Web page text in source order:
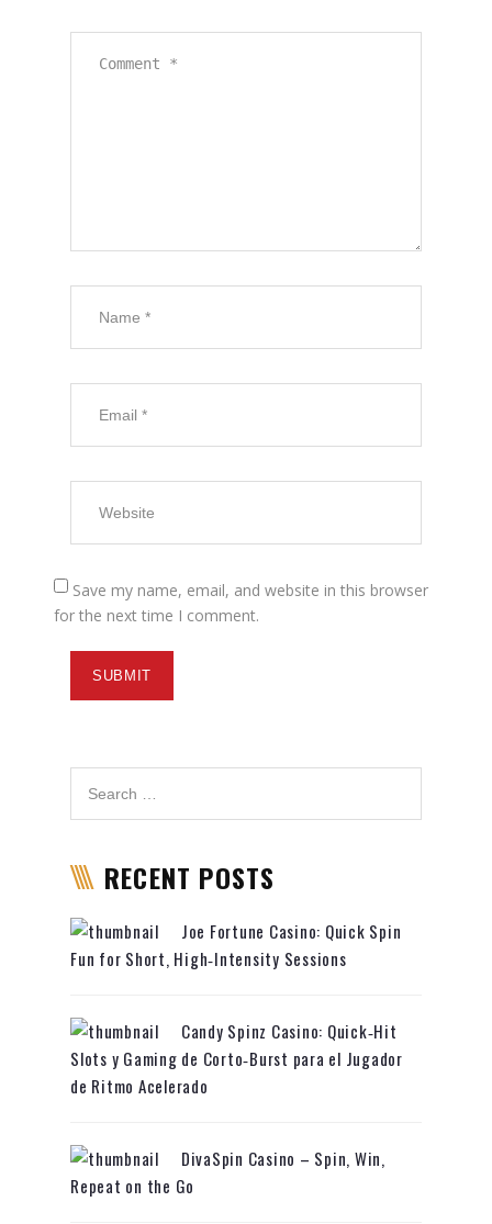
Save my name, email, and website in this browser
for the next time I comment.
RECENT POSTS
Joe Fortune Casino: Quick Spin
Fun for Short, High‑Intensity Sessions
Candy Spinz Casino: Quick‑Hit
Slots y Gaming de Corto‑Burst para el Jugador
de Ritmo Acelerado
DivaSpin Casino – Spin, Win,
Repeat on the Go